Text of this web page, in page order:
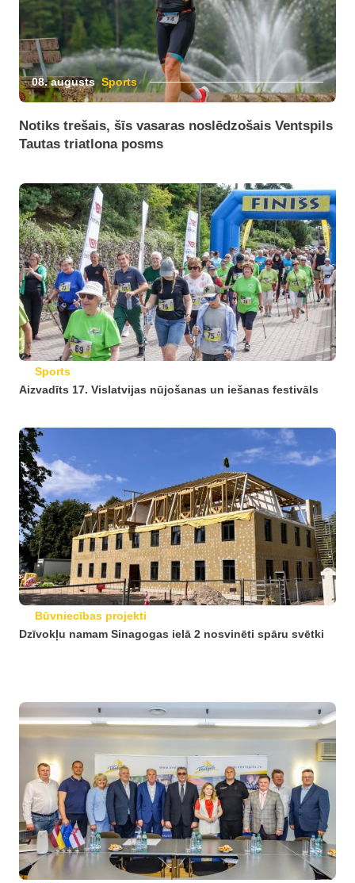
08. augusts Sports
Notiks trešais, šīs vasaras noslēdzošais Ventspils
Tautas triatlona posms
Sports
Aizvadīts 17. Vislatvijas nūjošanas un iešanas festivāls
Būvniecības projekti
Dzīvokļu namam Sinagogas ielā 2 nosvinēti spāru svētki